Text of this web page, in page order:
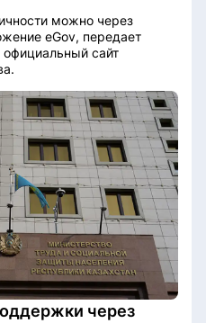
можно через
eGov, передает
сайт
через